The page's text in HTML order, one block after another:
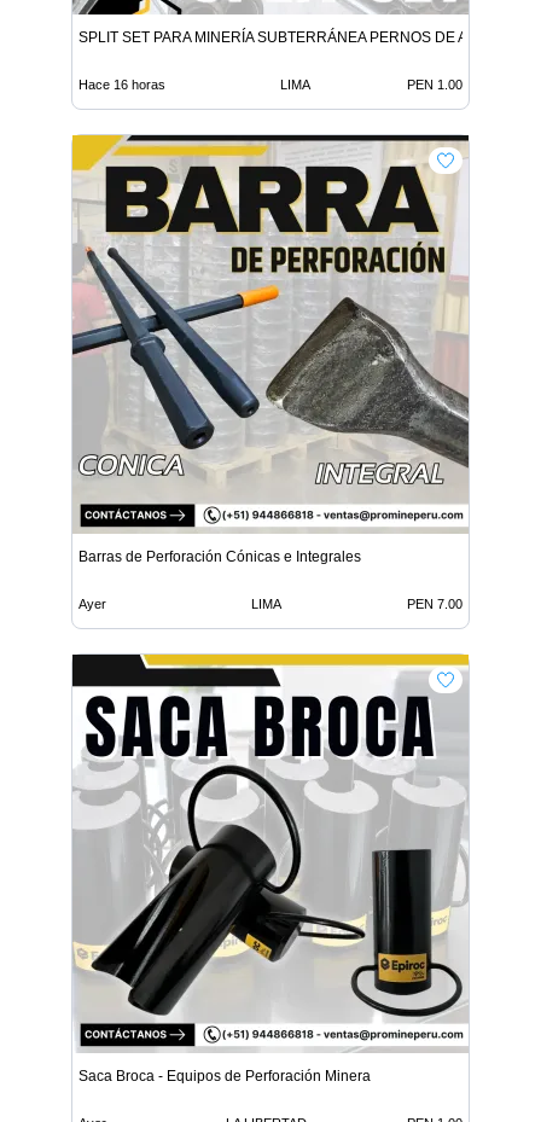
SPLIT SET PARA MINERÍA SUBTERRÁNEA PERNOS DE ANCLAJE
Hace 16 horas LIMA PEN 1.00
Barras de Perforación Cónicas e Integrales
Ayer LIMA PEN 7.00
Saca Broca - Equipos de Perforación Minera